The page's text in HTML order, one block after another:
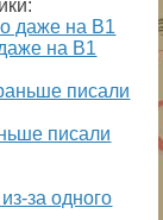
на B1
писали